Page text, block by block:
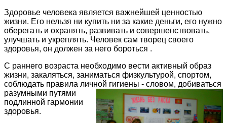
Здоровье человека является важнейшей ценностью
жизни. Его нельзя ни купить ни за какие деньги, его нужно
оберегать и охранять, развивать и совершенствовать,
улучшать и укреплять. Человек сам творец своего
здоровья, он должен за него бороться .
С раннего возраста необходимо вести активный образ
жизни, закаляться, заниматься физкультурой, спортом,
соблюдать правила личной гигиены - словом, добиваться
разумными путями
подлинной гармонии
здоровья.